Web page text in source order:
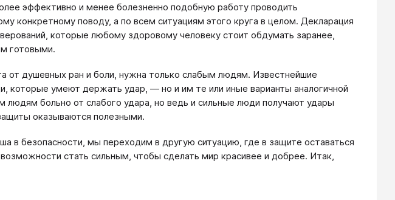
эффективно и менее болезненно подобную работу проводить
конкретному поводу, а по всем ситуациям этого круга в целом. Декларация
которые любому здоровому человеку стоит обдумать заранее,
готовыми.
от душевных ран и боли, нужна только слабым людям. Известнейшие
которые умеют держать удар, — но и им те или иные варианты аналогичной
людям больно от слабого удара, но ведь и сильные люди получают удары
оказываются полезными.
в безопасности, мы переходим в другую ситуацию, где в защите оставаться
стать сильным, чтобы сделать мир красивее и добрее. Итак,